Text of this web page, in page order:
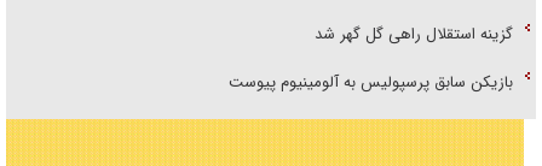
گزینه استقلال راهی گل گهر شد
بازیکن سابق پرسپولیس به آلومینیوم پیوست